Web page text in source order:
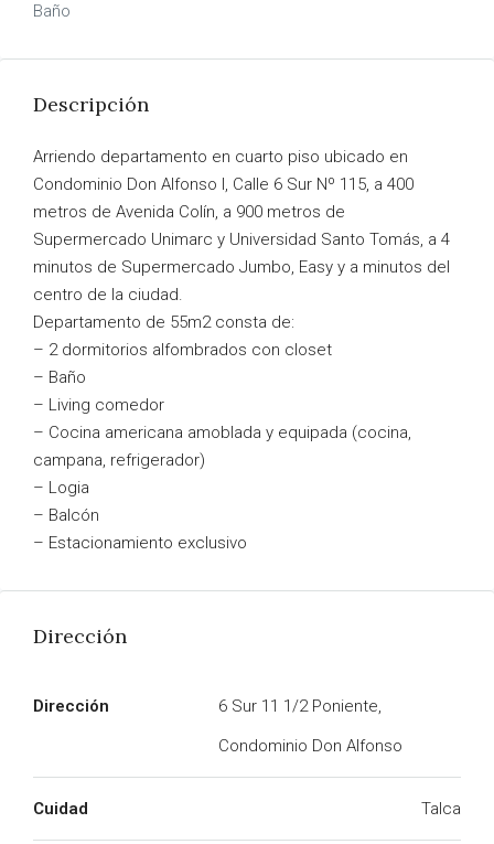
Baño
Descripción
Arriendo departamento en cuarto piso ubicado en
Condominio Don Alfonso I, Calle 6 Sur Nº 115, a 400
metros de Avenida Colín, a 900 metros de
Supermercado Unimarc y Universidad Santo Tomás, a 4
minutos de Supermercado Jumbo, Easy y a minutos del
centro de la ciudad.
Departamento de 55m2 consta de:
– 2 dormitorios alfombrados con closet
– Baño
– Living comedor
– Cocina americana amoblada y equipada (cocina,
campana, refrigerador)
– Logia
– Balcón
– Estacionamiento exclusivo
Dirección
Dirección
6 Sur 11 1/2 Poniente,
Condominio Don Alfonso
Cuidad Talca